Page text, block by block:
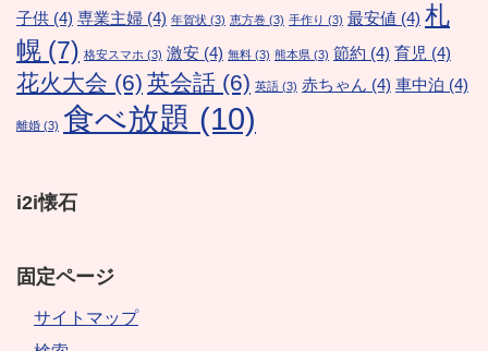
子供 (4) 専業主婦 (4) 年賀状 (3) 恵方巻 (3) 手作り (3) 最安値 (4) 札
幌 (7) 格安スマホ (3) 激安 (4) 無料 (3) 熊本県 (3) 節約 (4) 育児 (4)
花火大会 (6) 英会話 (6) 英語 (3) 赤ちゃん (4) 車中泊 (4)
離婚 (3) 食べ放題 (10)
i2i懐石
固定ページ
サイトマップ